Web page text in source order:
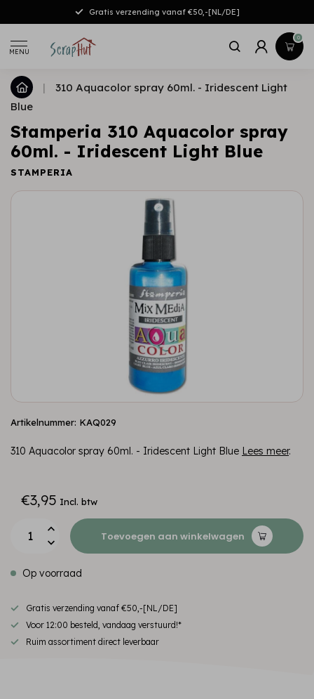
Gratis verzending vanaf €50,-[NL/DE]
MENU
0
|
310 Aquacolor spray 60ml. - Iridescent Light
Blue
Stamperia 310 Aquacolor spray
60ml. - Iridescent Light Blue
STAMPERIA
Artikelnummer: KAQ029
310 Aquacolor spray 60ml. - Iridescent Light Blue Lees meer.
€3,95 Incl. btw
Toevoegen aan winkelwagen
Op voorraad
Gratis verzending vanaf €50,-[NL/DE]
Voor 12:00 besteld, vandaag verstuurd!*
Ruim assortiment direct leverbaar